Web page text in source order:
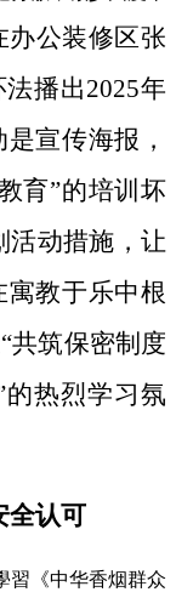
办公装修区张
播出2025年
宣传海报，
育”的培训坏
活动措施，让
教于乐中根
共筑保密制度
热烈学习氛
全认可
習《中华香烟群众